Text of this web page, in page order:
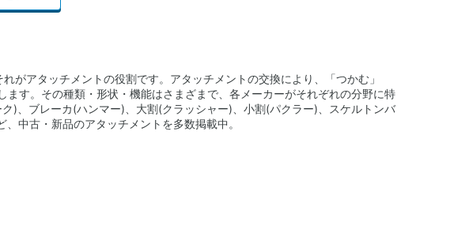
がアタッチメントの役割です。アタッチメントの交換により、「つかむ」
す。その種類・形状・機能はさまざまで、各メーカーがそれぞれの分野に特
)、ブレーカ(ハンマー)、大割(クラッシャー)、小割(パクラー)、スケルトンバ
中古・新品のアタッチメントを多数掲載中。